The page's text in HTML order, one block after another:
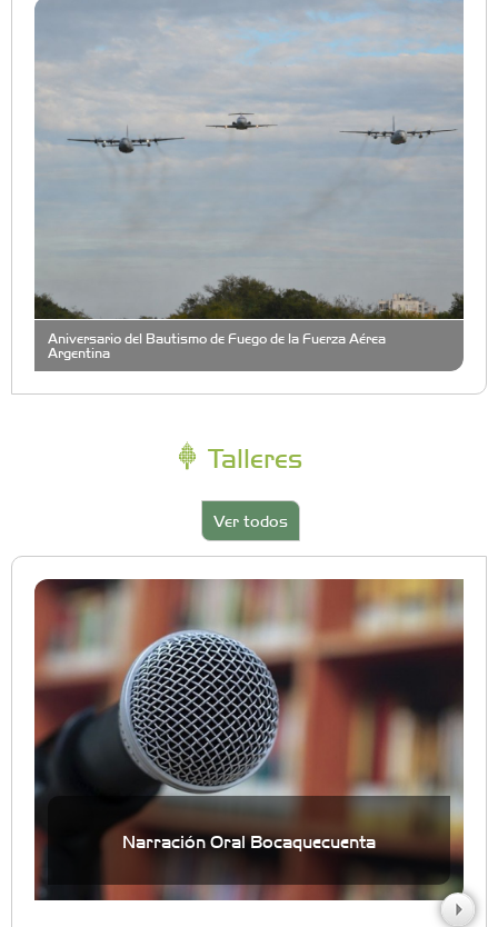
Aniversario del Bautismo de Fuego de la Fuerza Aérea
Argentina
Talleres
Ver todos
Narración Oral Bocaquecuenta